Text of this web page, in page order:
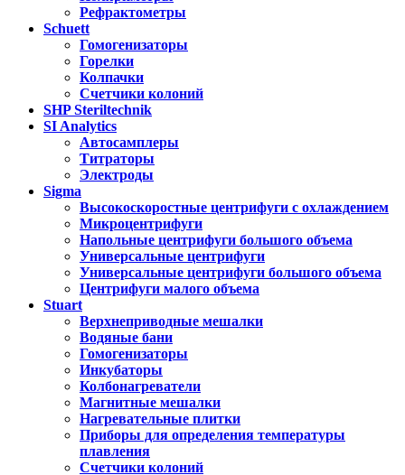
Рефрактометры
Schuett
Гомогенизаторы
Горелки
Колпачки
Счетчики колоний
SHP Steriltechnik
SI Analytics
Автосамплеры
Титраторы
Электроды
Sigma
Высокоскоростные центрифуги с охлаждением
Микроцентрифуги
Напольные центрифуги большого объема
Универсальные центрифуги
Универсальные центрифуги большого объема
Центрифуги малого объема
Stuart
Верхнеприводные мешалки
Водяные бани
Гомогенизаторы
Инкубаторы
Колбонагреватели
Магнитные мешалки
Нагревательные плитки
Приборы для определения температуры
плавления
Счетчики колоний